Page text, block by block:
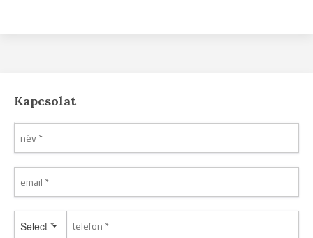
Kapcsolat
Select *